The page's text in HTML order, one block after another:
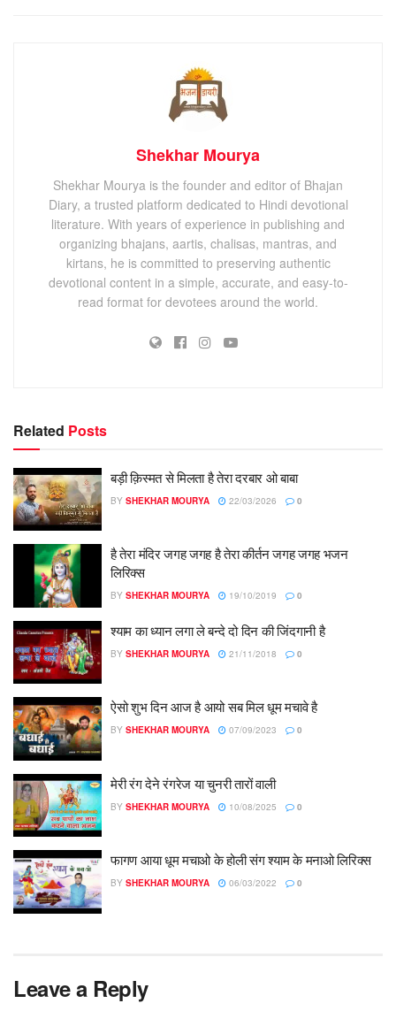
Shekhar Mourya
Shekhar Mourya is the founder and editor of Bhajan
Diary, a trusted platform dedicated to Hindi devotional
literature. With years of experience in publishing and
organizing bhajans, aartis, chalisas, mantras, and
kirtans, he is committed to preserving authentic
devotional content in a simple, accurate, and easy-to-
read format for devotees around the world.
Related Posts
बड़ी क़िस्मत से मिलता है तेरा दरबार ओ बाबा
BY SHEKHAR MOURYA 22/03/2026 0
है तेरा मंदिर जगह जगह है तेरा कीर्तन जगह जगह भजन
लिरिक्स
BY SHEKHAR MOURYA 19/10/2019 0
श्याम का ध्यान लगा ले बन्दे दो दिन की जिंदगानी है
BY SHEKHAR MOURYA 21/11/2018 0
ऐसो शुभ दिन आज है आयो सब मिल धूम मचावे है
BY SHEKHAR MOURYA 07/09/2023 0
मेरी रंग देने रंगरेज या चुनरी तारों वाली
BY SHEKHAR MOURYA 10/08/2025 0
फागण आया धूम मचाओ के होली संग श्याम के मनाओ लिरिक्स
BY SHEKHAR MOURYA 06/03/2022 0
Leave a Reply